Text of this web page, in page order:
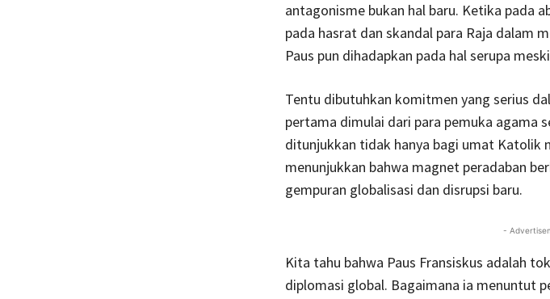
antagonisme bukan hal baru. Ketika pada
pada hasrat dan skandal para Raja dalam
Paus pun dihadapkan pada hal serupa
Tentu dibutuhkan komitmen yang serius
pertama dimulai dari para pemuka agama
ditunjukkan tidak hanya bagi umat Katolik
menunjukkan bahwa magnet peradaban
gempuran globalisasi dan disrupsi baru.
-
Kita tahu bahwa Paus Fransiskus adalah
diplomasi global. Bagaimana ia menuntut